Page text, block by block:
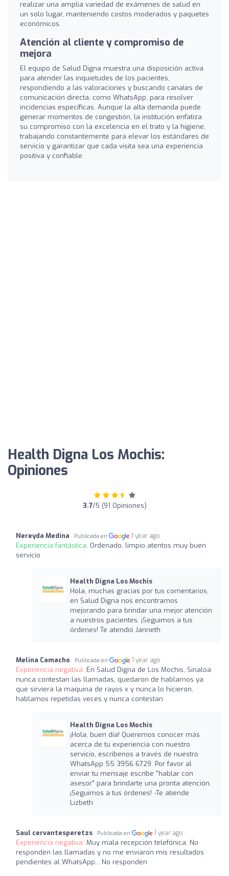
realizar una amplia variedad de exámenes de salud en
un solo lugar, manteniendo costos moderados y paquetes
económicos.
Atención al cliente y compromiso de
mejora
El equipo de Salud Digna muestra una disposición activa
para atender las inquietudes de los pacientes,
respondiendo a las valoraciones y buscando canales de
comunicación directa, como WhatsApp, para resolver
incidencias específicas. Aunque la alta demanda puede
generar momentos de congestión, la institución enfatiza
su compromiso con la excelencia en el trato y la higiene,
trabajando constantemente para elevar los estándares de
servicio y garantizar que cada visita sea una experiencia
positiva y confiable.
Health Digna Los Mochis:
Opiniones
3.7/5 (91 Opiniones)
Nereyda Medina Publicada en 1 year ago
Experiencia fantástica: Ordenado, limpio atentos muy buen
servicio
Health Digna Los Mochis
Hola, muchas gracias por tus comentarios,
en Salud Digna nos encontramos
mejorando para brindar una mejor atención
a nuestros pacientes. ¡Seguimos a tus
órdenes! Te atendió Janneth
Melina Camacho Publicada en 1 year ago
Experiencia negativa: En Salud Digna de Los Mochis, Sinaloa
nunca contestan las llamadas, quedaron de hablarnos ya
que sirviera la maquina de rayos x y nunca lo hicieron,
hablamos repetidas veces y nunca contestan
Health Digna Los Mochis
¡Hola, buen día! Queremos conocer más
acerca de tu experiencia con nuestro
servicio, escríbenos a través de nuestro
WhatsApp 55 3956 6729. Por favor al
enviar tu mensaje escribe "hablar con
asesor" para brindarte una pronta atención.
¡Seguimos a tus órdenes! -Te atiende
Lizbeth
Saul cervantesperetzs Publicada en 1 year ago
Experiencia negativa: Muy mala recepción telefónica. No
responden las llamadas y no me enviaron mis resultados
pendientes al WhatsApp... No responden ‍‍‍